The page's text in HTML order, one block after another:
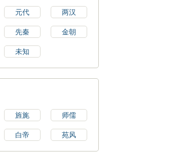
元代 两汉
先秦 金朝
未知
旌旄 师儒
白帝 苑风